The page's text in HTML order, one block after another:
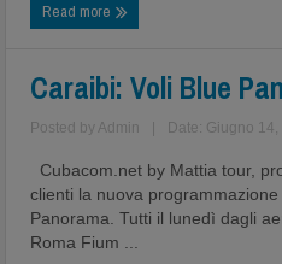
Read more
Caraibi: Voli Blue
Posted by Admin Date: Giugno 14,
Cubacom.net by Mattia tour,
clienti la nuova
Panorama. Tutti il lunedì dagli
Roma Fium ...